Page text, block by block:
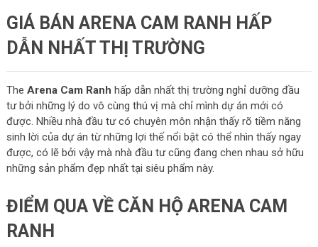
GIÁ BÁN ARENA CAM RANH HẤP
DẪN NHẤT THỊ TRƯỜNG
The Arena Cam Ranh hấp dẫn nhất thị trường nghỉ dưỡng đầu
tư bởi những lý do vô cùng thú vị mà chỉ mình dự án mới có
được. Nhiều nhà đầu tư có chuyên môn nhận thấy rõ tiềm năng
sinh lời của dự án từ những lợi thế nổi bật có thể nhìn thấy ngay
được, có lẽ bởi vậy mà nhà đầu tư cũng đang chen nhau sở hữu
những sản phẩm đẹp nhất tại siêu phẩm này.
ĐIỂM QUA VỀ CĂN HỘ ARENA CAM
RANH